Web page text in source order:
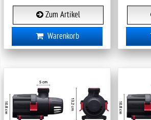
Zum Artikel
Warenkorb